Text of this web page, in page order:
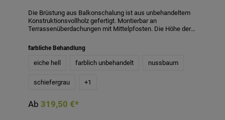
Die Brüstung aus Balkonschalung ist aus unbehandeltem
Konstruktionsvollholz gefertigt. Montierbar an
Terrassenüberdachungen mit Mittelpfosten. Die Höhe der
einer Lage lose gelieferter Profilbretter und ist bauseits zu
montieren. Passend für Terrassenüberdachungen aus
Leimholz mit einem Pfostenabstand von 270 cm. Die
erhältlich. Die farblich behandelten Teile des Bausatzes
schützt das Holz vor Bläuebefall, vor Schäden durch UV-
Licht, vermindert das Quell- und Schwundverhalten und
farbliche Behandlung
eiche hell farblich unbehandelt nussbaum
schiefergrau +1
Ab 319,50 €*